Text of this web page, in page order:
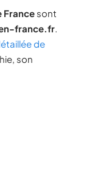
France sont
france.fr.
de
son